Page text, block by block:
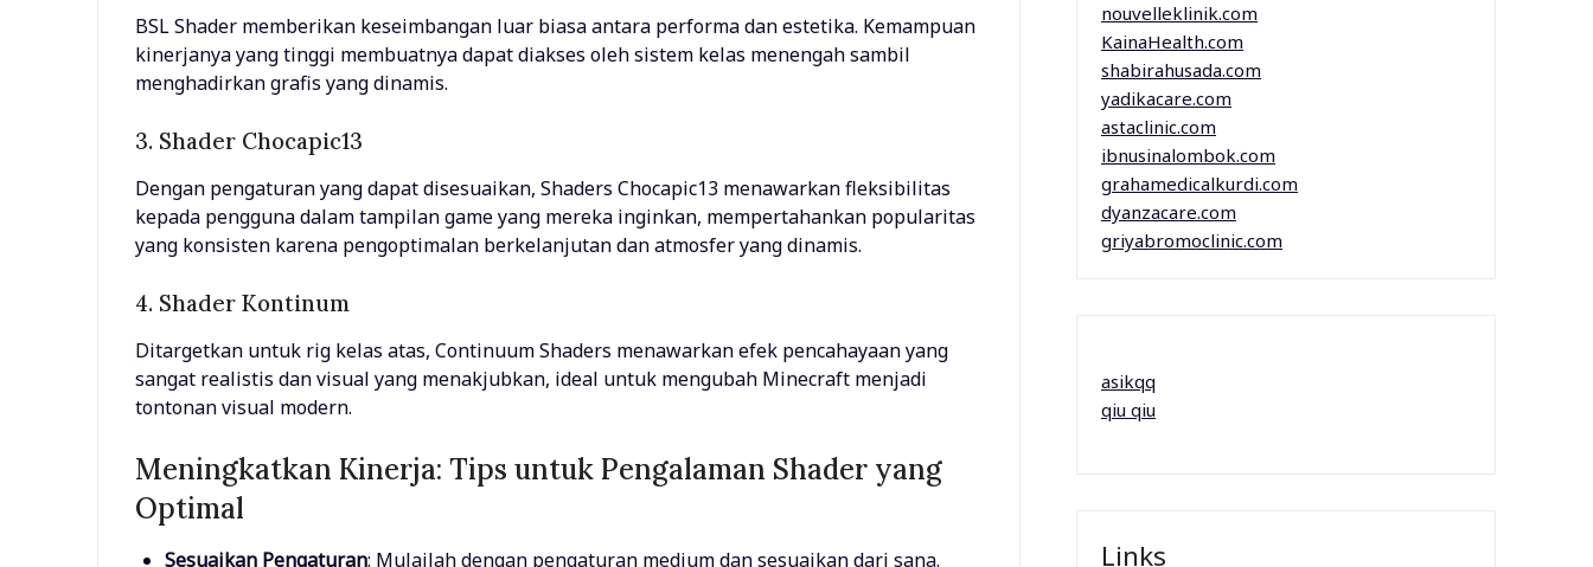
BSL Shader memberikan keseimbangan luar biasa antara performa dan estetika. Kemampuan
kinerjanya yang tinggi membuatnya dapat diakses oleh sistem kelas menengah sambil
menghadirkan grafis yang dinamis.
3. Shader Chocapic13
Dengan pengaturan yang dapat disesuaikan, Shaders Chocapic13 menawarkan fleksibilitas
kepada pengguna dalam tampilan game yang mereka inginkan, mempertahankan popularitas
yang konsisten karena pengoptimalan berkelanjutan dan atmosfer yang dinamis.
4. Shader Kontinum
Ditargetkan untuk rig kelas atas, Continuum Shaders menawarkan efek pencahayaan yang
sangat realistis dan visual yang menakjubkan, ideal untuk mengubah Minecraft menjadi
tontonan visual modern.
Meningkatkan Kinerja: Tips untuk Pengalaman Shader yang
Optimal
Sesuaikan Pengaturan: Mulailah dengan pengaturan medium dan sesuaikan dari sana.
nouvelleklinik.com
KainaHealth.com
shabirahusada.com
yadikacare.com
astaclinic.com
ibnusinalombok.com
grahamedicalkurdi.com
dyanzacare.com
griyabromoclinic.com
asikqq
qiu qiu
Links